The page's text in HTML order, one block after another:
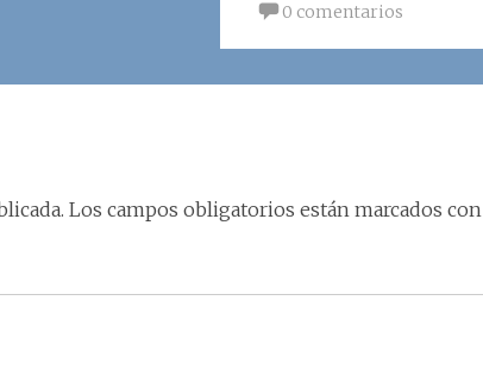
0 comentarios
Los campos obligatorios están marcados con